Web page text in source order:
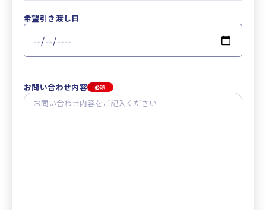
希望引き渡し日
お問い合わせ内容 必須